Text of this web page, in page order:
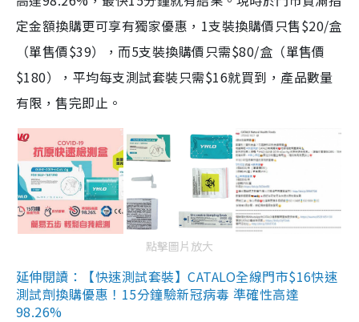
定金額換購更可享有獨家優惠，1支裝換購價只售$20/盒
（單售價$39），而5支裝換購價只需$80/盒（單售價
$180），平均每支測試套裝只需$16就買到，產品數量
有限，售完即止。
點擊圖片放大
延伸閱讀：【快速測試套裝】CATALO全線門市$16快速
測試劑換購優惠！15分鐘驗新冠病毒 準確性高達
98.26%